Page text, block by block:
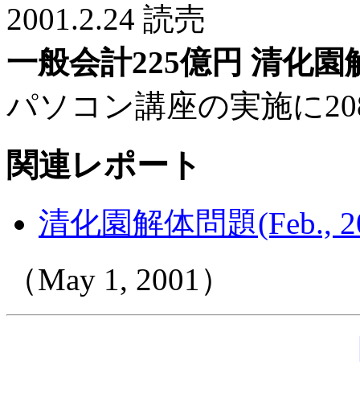
2001.2.24 読売
一般会計225億円 清化
パソコン講座の実施に
関連レポート
清化園解体問題(Feb.,
（May 1, 2001）